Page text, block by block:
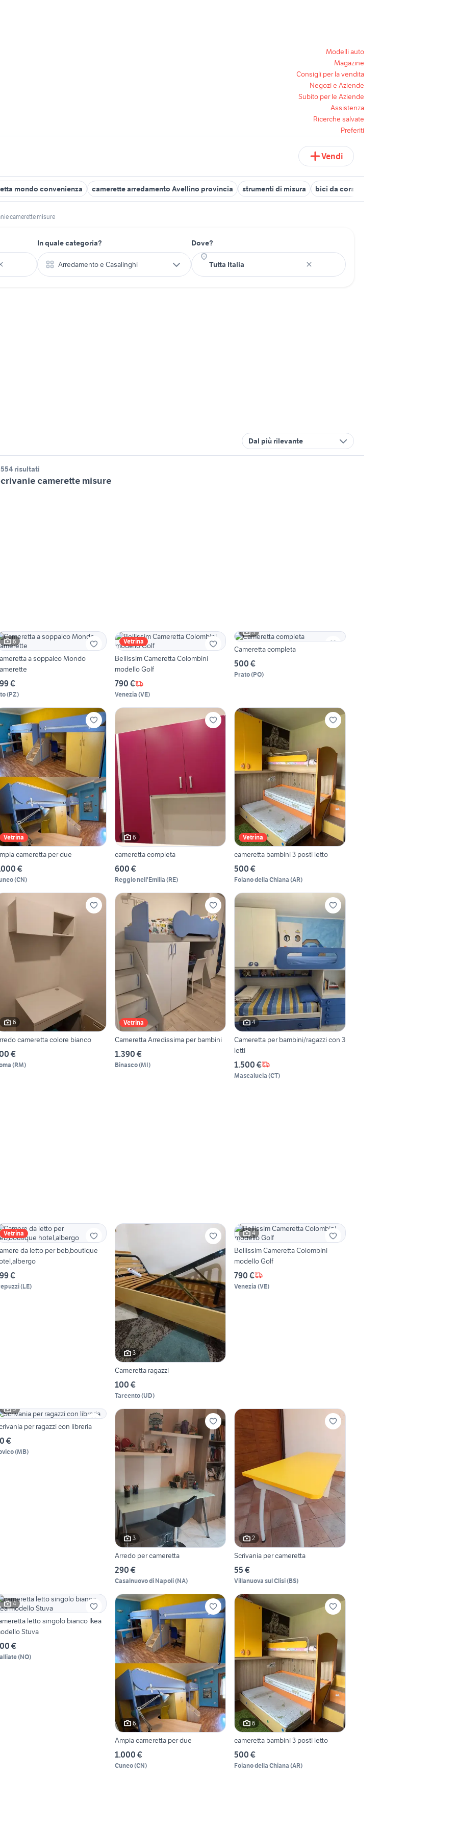
Modelli auto
Magazine
Consigli per la vendita
Negozi e Aziende
Subito per le Aziende
Assistenza
Ricerche salvate
Preferiti
Vendi
mondo convenienza camerette arredamento Avellino provincia strumenti di misura bici da corsa bambino misura 24
camerette misure
In quale categoria?
Arredamento e Casalinghi
Dove?
Dal più rilevante
risultati
camerette misure
6
a soppalco Mondo
€
(PZ)
Vetrina
Bellissim Cameretta Colombini
modello Golf
790 €
Venezia (VE)
3
Cameretta completa
500 €
Prato(PO)
Vetrina
cameretta per due
€
(CN)
6
cameretta completa
600 €
Reggio nell'Emilia (RE)
Vetrina
cameretta bambini 3 posti letto
500 €
Foiano della Chiana (AR)
6
cameretta colore bianco
€
(RM)
Vetrina
Cameretta Arredissima per bambini
1.390 €
Binasco(MI)
4
Cameretta per bambini/ragazzi con 3
letti
1.500 €
Mascalucia (CT)
Vetrina
da letto per beb,boutique
€
(LE)
3
Cameretta ragazzi
100 €
Tarcento(UD)
4
Bellissim Cameretta Colombini
modello Golf
790 €
Venezia (VE)
5
per ragazzi con libreria
€
(MB)
3
Arredo per cameretta
290 €
Casalnuovo di Napoli(NA)
2
Scrivania per cameretta
55 €
Villanuova sul Clisi(BS)
4
letto singolo bianco Ikea
Stuva
€
(NO)
6
Ampia cameretta per due
1.000 €
Cuneo(CN)
6
cameretta bambini 3 posti letto
500 €
Foiano della Chiana (AR)